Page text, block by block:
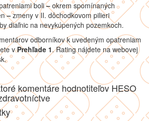
boli– okrem spomínaných
–zmeny v II. dôchodkovom pilieri
diaľnic na nevykúpených pozemkoch.
odborníkov k uvedeným opatreniam
vPrehľade 1. Rating nájdete na webovej
komentáre hodnotiteľov HESO